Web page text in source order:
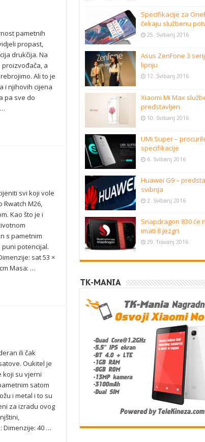
pametnih
propast,
drukčija. Na
a
Ali to je
i njihovih cijena
pa sve do
svi koji vole
M26,
Kao što je i
s pametnim
potencijal.
sat 53 ×
Masa: …
ili čak
Oukitel je
koji su vjerni
satom
i metal i to su
za izradu ovog
Dimenzije: 40 …
Specifikacije za
čekaju službenu
25. Svibanj 2016
Asus ZenFone 3
lipnju
12. Svibanj 2016
Xiaomi Mi Max
predstavljen
10. Svibanj 2016
UMi Super –
specifikacije
6. Svibanj 2016
Huawei G9 –
svibnja
2. Svibanj 2016
Snapdragon 830 će
imati 8 jezgri
29. Travanj 2016
TK-MANIA